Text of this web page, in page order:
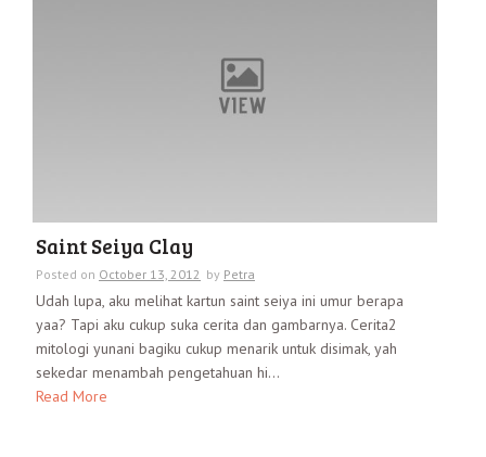
Saint Seiya Clay
Posted on October 13, 2012 by Petra
Udah lupa, aku melihat kartun saint seiya ini umur berapa
yaa? Tapi aku cukup suka cerita dan gambarnya. Cerita2
mitologi yunani bagiku cukup menarik untuk disimak, yah
sekedar menambah pengetahuan hi...
Read More